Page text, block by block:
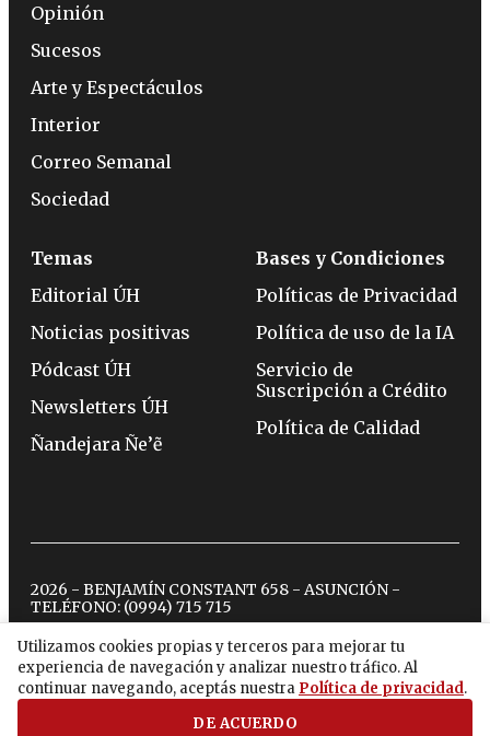
Utilizamos cookies propias y terceros para mejorar tu
experiencia de navegación y analizar nuestro tráfico. Al
continuar navegando, aceptás nuestra Política de privacidad.
DE ACUERDO
Opinión
Sucesos
Arte y Espectáculos
Interior
Correo Semanal
Sociedad
Temas
Editorial ÚH
Noticias positivas
Pódcast ÚH
Newsletters ÚH
Ñandejara Ñe’ẽ
Bases y Condiciones
Políticas de Privacidad
Política de uso de la IA
Servicio de
Suscripción a Crédito
Política de Calidad
2026 - BENJAMÍN CONSTANT 658 - ASUNCIÓN -
TELÉFONO: (0994) 715 715
twitterinstagram
facebook
tiktokyoutubespotify